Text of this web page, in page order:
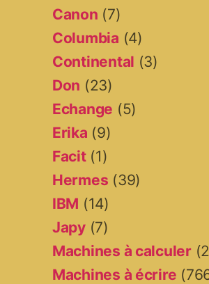
Canon (7)
Columbia (4)
Continental (3)
Don (23)
Echange (5)
Erika (9)
Facit(1)
Hermes (39)
IBM (14)
Japy(7)
Machines à calculer
Machines à écrire